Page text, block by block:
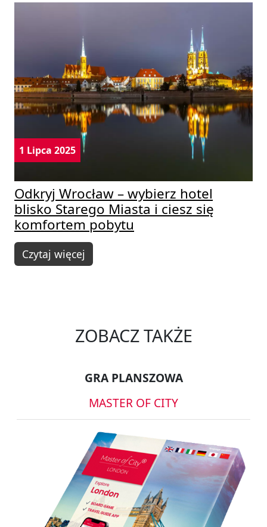
1 Lipca 2025
Odkryj Wrocław – wybierz hotel
blisko Starego Miasta i ciesz się
komfortem pobytu
Czytaj więcej
ZOBACZ TAKŻE
GRA PLANSZOWA
MASTER OF CITY